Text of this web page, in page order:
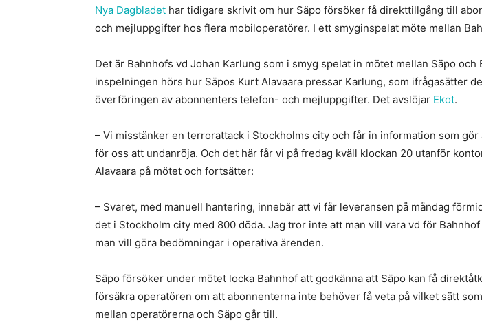
Nya Dagbladet har tidigare skrivit om hur Säpo försöker få direkttillgång till
och mejluppgifter hos flera mobiloperatörer. I ett smyginspelat möte mellan
Det är Bahnhofs vd Johan Karlung som i smyg spelat in mötet mellan Säpo och
inspelningen hörs hur Säpos Kurt Alavaara pressar Karlung, som ifrågasätter
överföringen av abonnenters telefon- och mejluppgifter. Det avslöjar Ekot.
– Vi misstänker en terrorattack i Stockholms city och får in information som
för oss att undanröja. Och det här får vi på fredag kväll klockan 20 utanför
Alavaara på mötet och fortsätter:
– Svaret, med manuell hantering, innebär att vi får leveransen på måndag
det i Stockholm city med 800 döda. Jag tror inte att man vill vara vd för
man vill göra bedömningar i operativa ärenden.
Säpo försöker under mötet locka Bahnhof att godkänna att Säpo kan få
försäkra operatören om att abonnenterna inte behöver få veta på vilket sätt
mellan operatörerna och Säpo går till.